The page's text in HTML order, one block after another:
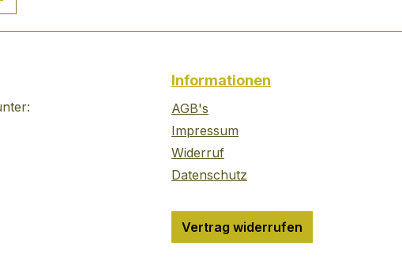
geschmacksintensiven
Grenzen. Gutedel darf
gerne jung getrunken
von Hand abgefüllt
Martini Über Gansloser
angereichert, zum
Informationen
AGB's
Impressum
Widerruf
Datenschutz
Vertrag widerrufen